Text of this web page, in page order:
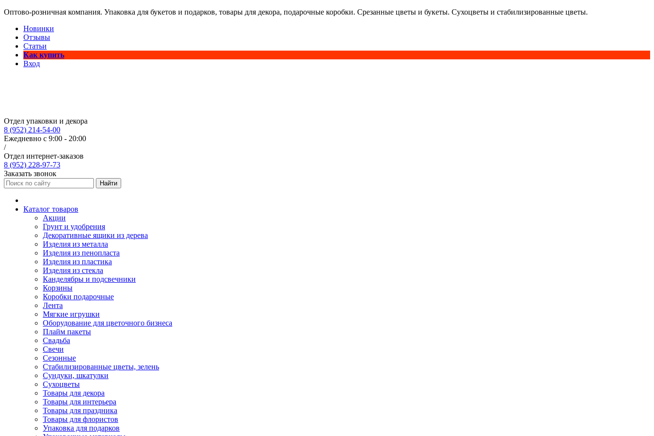
Оптово-розничная компания. Упаковка для букетов и подарков, товары для декора, подарочные коробки. Срезанные цветы и букеты. Сухоцветы и стабилизированные цветы.
Новинки
Отзывы
Статьи
Как купить
Вход
Отдел упаковки и декора
8 (952) 214-54-00
Ежедневно с 9:00 - 20:00
/
Отдел интернет-заказов
8 (952) 228-97-73
Заказать звонок
Найти
Каталог товаров
Акции
Грунт и удобрения
Декоративные ящики из дерева
Изделия из металла
Изделия из пенопласта
Изделия из пластика
Изделия из стекла
Канделябры и подсвечники
Корзины
Коробки подарочные
Лента
Мягкие игрушки
Оборудование для цветочного бизнеса
Плайм пакеты
Свадьба
Свечи
Сезонные
Стабилизированные цветы, зелень
Сундуки, шкатулки
Сухоцветы
Товары для декора
Товары для интерьера
Товары для праздника
Товары для флористов
Упаковка для подарков